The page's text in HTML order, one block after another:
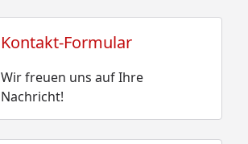
Kontakt-Formular
Wir freuen uns auf Ihre
Nachricht!